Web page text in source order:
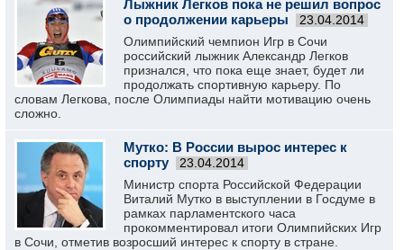
Лыжник Легков пока не решил вопрос
о продолжении карьеры
23.04.2014
Олимпийский чемпион Игр в Сочи
российский лыжник Александр Легков
признался, что пока еще знает, будет ли
продолжать спортивную карьеру. По
словам Легкова, после Олимпиады найти мотивацию очень
сложно.
Мутко: В России вырос интерес к
спорту
23.04.2014
Министр спорта Российской Федерации
Виталий Мутко в выступлении в Госдуме в
рамках парламентского часа
прокомментировал итоги Олимпийских Игр
в Сочи, отметив возросший интерес к спорту в стране.